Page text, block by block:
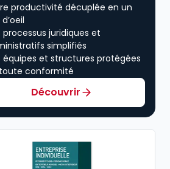
30,33 €
productivité décuplée en un
processus juridiques et
simplifiés
équipes et structures protégées
conformité
Découvrir